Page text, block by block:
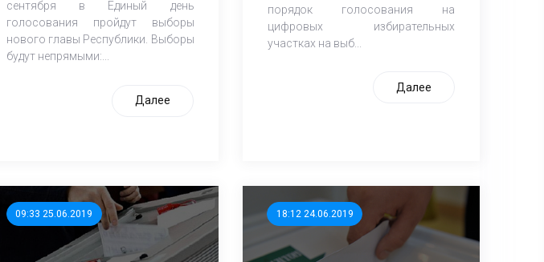
сентября в Единый день
голосования пройдут выборы
нового главы Республики. Выборы
будут непрямыми:...
Далее
порядок голосования на
цифровых избирательных
участках на выб...
Далее
09:33 25.06.2019 18:12 24.06.2019